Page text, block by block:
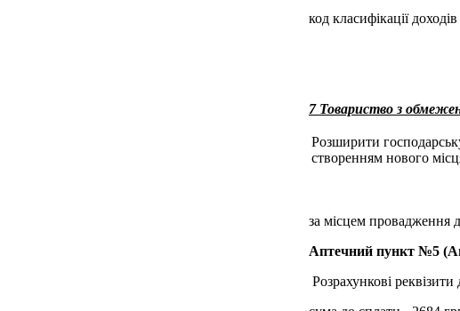
код класифікації
7 Товариство з
Розширити господарську
створенням нового
за місцем провадження
Аптечний пункт №5
Розрахункові реквізити